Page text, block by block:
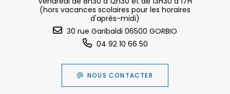
(hors vacances scolaires pour les horaires
d'après-midi)
30 rue Garibaldi 06500 GORBIO
04 92 10 66 50
NOUS CONTACTER